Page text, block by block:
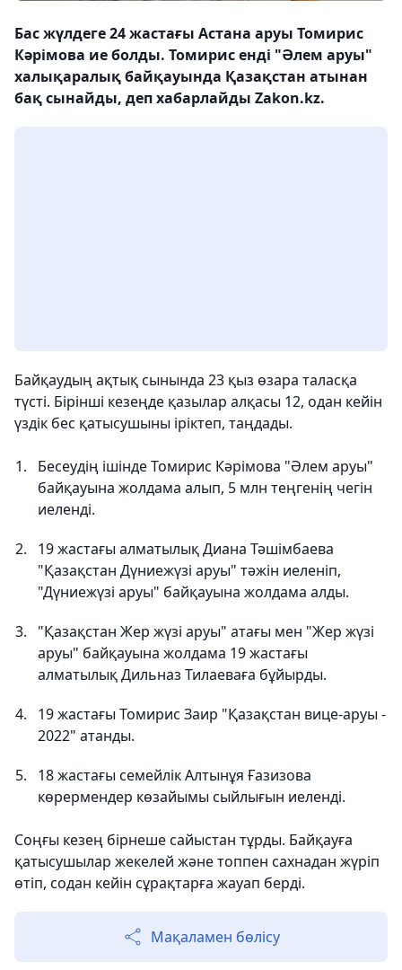
Бас жүлдеге 24 жастағы Астана аруы Томирис
Кәрімова ие болды. Томирис енді "Әлем аруы"
халықаралық байқауында Қазақстан атынан
бақ сынайды, деп хабарлайды Zakon.kz.
Байқаудың ақтық сынында 23 қыз өзара таласқа
түсті. Бірінші кезеңде қазылар алқасы 12, одан кейін
үздік бес қатысушыны іріктеп, таңдады.
Бесеудің ішінде Томирис Кәрімова "Әлем аруы"
байқауына жолдама алып, 5 млн теңгенің чегін
иеленді.
19 жастағы алматылық Диана Тәшімбаева
"Қазақстан Дүниежүзі аруы" тәжін иеленіп,
"Дүниежүзі аруы" байқауына жолдама алды.
"Қазақстан Жер жүзі аруы" атағы мен "Жер жүзі
аруы" байқауына жолдама 19 жастағы
алматылық Дильназ Тилаеваға бұйырды.
19 жастағы Томирис Заир "Қазақстан вице-аруы -
2022" атанды.
18 жастағы семейлік Алтынұя Ғазизова
көрермендер көзайымы сыйлығын иеленді.
Соңғы кезең бірнеше сайыстан тұрды. Байқауға
қатысушылар жекелей және топпен сахнадан жүріп
өтіп, содан кейін сұрақтарға жауап берді.
Мақаламен бөлісу